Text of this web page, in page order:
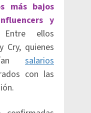
más bajos
y
ellos
Cry, quienes
salarios
con las